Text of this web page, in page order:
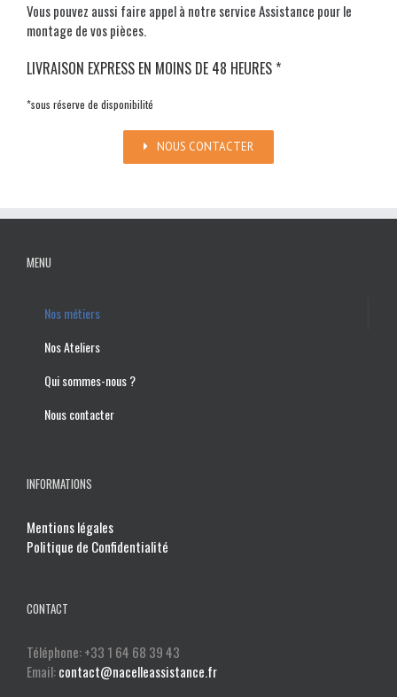
Vous pouvez aussi faire appel à notre service Assistance pour le
montage de vos pièces.
LIVRAISON EXPRESS EN MOINS DE 48 HEURES *
*sous réserve de disponibilité
NOUS CONTACTER
MENU
Nos métiers
Nos Ateliers
Qui sommes-nous ?
Nous contacter
INFORMATIONS
Mentions légales
Politique de Confidentialité
CONTACT
Téléphone: +33 1 64 68 39 43
Email:contact@nacelleassistance.fr